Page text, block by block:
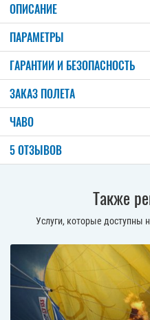
ОПИСАНИЕ
ПАРАМЕТРЫ
ГАРАНТИИ И БЕЗОПАСНОСТЬ
ЗАКАЗ ПОЛЕТА
ЧАВО
5 ОТЗЫВОВ
Также
Услуги, которые доступны